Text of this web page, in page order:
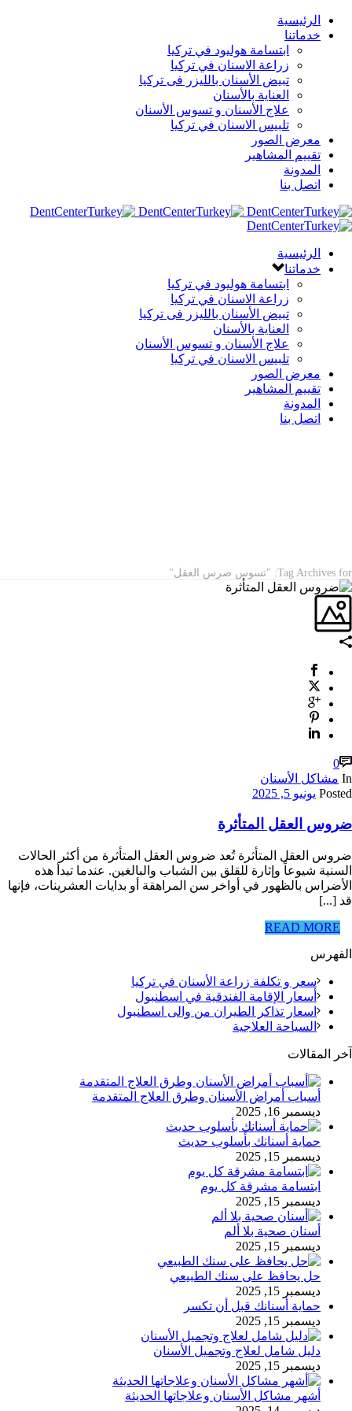
الرئيسية
خدماتنا
ابتسامة هوليود في تركيا
زراعة الاسنان في تركيا
تبيض الأسنان بالليزر فى تركيا
العناية بالأسنان
علاج الأسنان و تسوس الأسنان
تلبيس الاسنان في تركيا
معرض الصور
تقييم المشاهير
المدونة
اتصل بنا
الرئيسية
خدماتنا
ابتسامة هوليود في تركيا
زراعة الاسنان في تركيا
تبيض الأسنان بالليزر فى تركيا
العناية بالأسنان
علاج الأسنان و تسوس الأسنان
تلبيس الاسنان في تركيا
معرض الصور
تقييم المشاهير
المدونة
اتصل بنا
Tag Archives for: "تسوس ضرس العقل"
0
In مشاكل الأسنان
Posted يونيو 5, 2025
ضروس العقل المتأثرة
ضروس العقل المتأثرة تُعد ضروس العقل المتأثرة من أكثر الحالات
السنية شيوعاً وإثارة للقلق بين الشباب والبالغين. عندما تبدأ هذه
الأضراس بالظهور في أواخر سن المراهقة أو بدايات العشرينات، فإنها
قد [...]
READ MORE
الفهرس
سعر و تكلفة زراعة الأسنان في تركيا
أسعار الإقامة الفندقية في اسطنبول
اسعار تذاكر الطيران من والى اسطنبول
السياحة العلاجية
آخر المقالات
أسباب أمراض الأسنان وطرق العلاج المتقدمة
ديسمبر 16, 2025
حماية أسنانك بأسلوب حديث
ديسمبر 15, 2025
ابتسامة مشرقة كل يوم
ديسمبر 15, 2025
أسنان صحية بلا ألم
ديسمبر 15, 2025
حل يحافظ على سنك الطبيعي
ديسمبر 15, 2025
حماية أسنانك قبل أن تكسر
ديسمبر 15, 2025
دليل شامل لعلاج وتجميل الأسنان
ديسمبر 15, 2025
أشهر مشاكل الأسنان وعلاجاتها الحديثة